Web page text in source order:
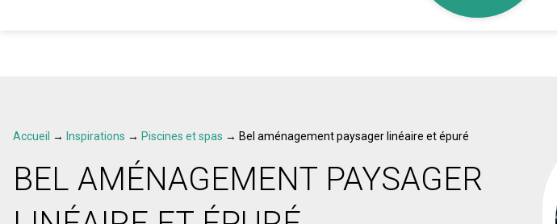
Accueil → Inspirations → Piscines et spas → Bel aménagement paysager linéaire et épuré
BEL AMÉNAGEMENT PAYSAGER